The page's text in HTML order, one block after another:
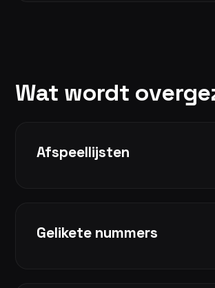
Wat wordt
Afspeellijsten
Gelikete nummers